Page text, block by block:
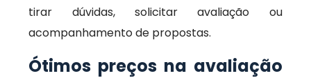
tirar dúvidas, solicitar avaliação ou
acompanhamento de propostas.
Ótimos preços na avaliação